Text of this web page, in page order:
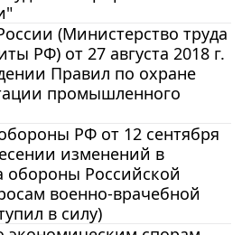
(Министерство труда
РФ) от 27 августа 2018 г.
Правил по охране
промышленного
РФ от 12 сентября
изменений в
Российской
военно-врачебной
в силу)